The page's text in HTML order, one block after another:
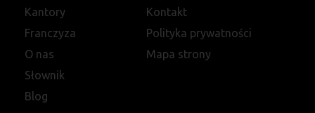
Kantory
Franczyza
O nas
Słownik
Blog
Kontakt
Polityka prywatności
Mapa strony